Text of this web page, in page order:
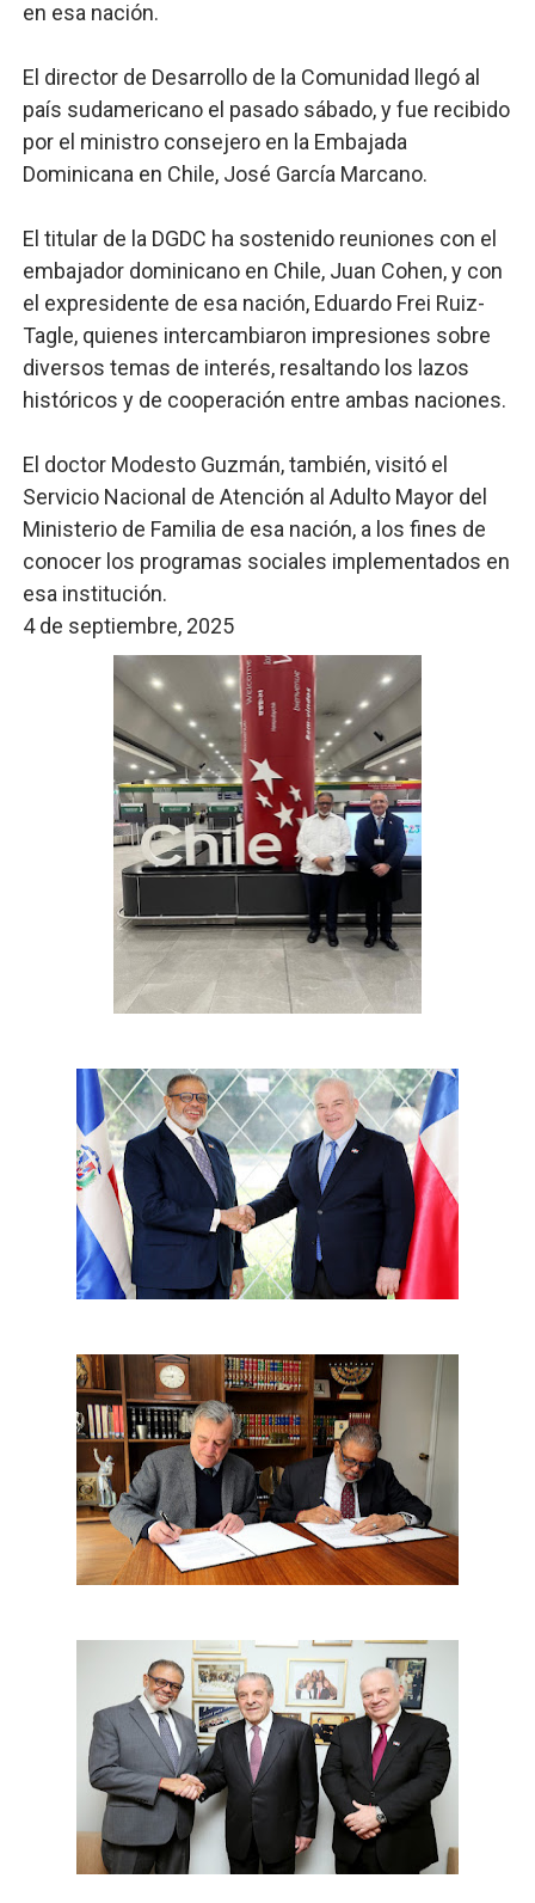
en esa nación.
El director de Desarrollo de la Comunidad llegó al
país sudamericano el pasado sábado, y fue recibido
por el ministro consejero en la Embajada
Dominicana en Chile, José García Marcano.
El titular de la DGDC ha sostenido reuniones con el
embajador dominicano en Chile, Juan Cohen, y con
el expresidente de esa nación, Eduardo Frei Ruiz-
Tagle, quienes intercambiaron impresiones sobre
diversos temas de interés, resaltando los lazos
históricos y de cooperación entre ambas naciones.
El doctor Modesto Guzmán, también, visitó el
Servicio Nacional de Atención al Adulto Mayor del
Ministerio de Familia de esa nación, a los fines de
conocer los programas sociales implementados en
esa institución.
4 de septiembre, 2025